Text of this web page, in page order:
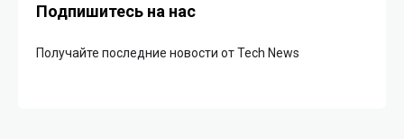
Подпишитесь на нас
Получайте последние новости от Tech News